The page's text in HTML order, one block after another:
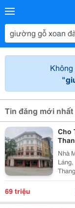
Tin đăng mới nhất
Cho
Nhà
Liên
Mặt
69 triệu